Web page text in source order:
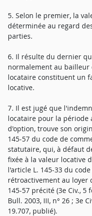
5. Selon le premier, la
déterminée au regard
parties.
6. Il résulte du dernier
normalement au bailleur
locataire constituent un
locative.
7. Il est jugé que
locataire pour la période
d'option, trouve son
145-57 du code de
statutaire, qui, à défaut
fixée à la valeur locative
l'article L. 145-33 du
rétroactivement au loyer
145-57 précité (3e Civ., 5
Bull. 2003, III, n° 26 ; 3e
19.707, publié).